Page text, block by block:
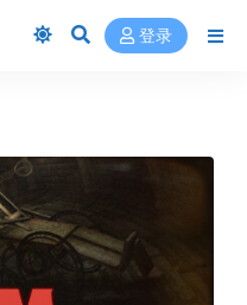
登录